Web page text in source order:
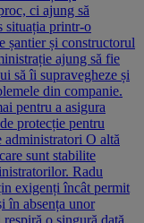
ci ajung să
situația printr-o
șantier și constructorul
ajung să fie
să îi supravegheze și
din companie.
pentru a asigura
protecție pentru
administratori O altă
sunt stabilite
Radu
exigenți încât permit
în absența unor
o singură dată,